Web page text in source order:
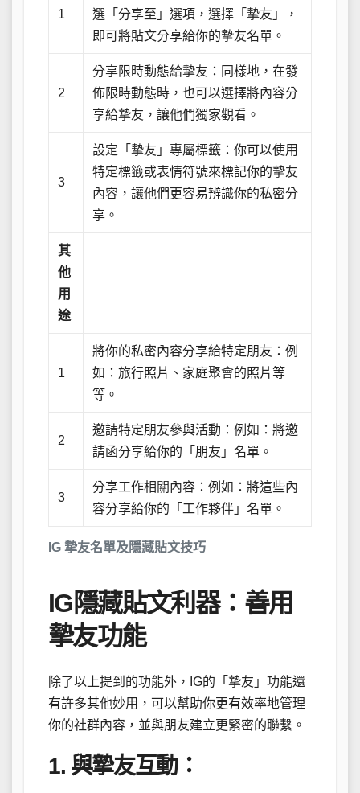
IG 摯友名單及隱藏貼文技巧
1
選「分享至」選項，選擇「摯友」，
即可將貼文分享給你的摯友名單。
2
分享限時動態給摯友：同樣地，在發
佈限時動態時，也可以選擇將內容分
享給摯友，讓他們獨家觀看。
3
設定「摯友」專屬標籤：你可以使用
特定標籤或表情符號來標記你的摯友
內容，讓他們更容易辨識你的私密分
享。
其
他
用
途
1
將你的私密內容分享給特定朋友：例
如：旅行照片、家庭聚會的照片等
等。
2
邀請特定朋友參與活動：例如：將邀
請函分享給你的「朋友」名單。
3
分享工作相關內容：例如：將這些內
容分享給你的「工作夥伴」名單。
IG隱藏貼文利器：善用
摯友功能
除了以上提到的功能外，IG的「摯友」功能還
有許多其他妙用，可以幫助你更有效率地管理
你的社群內容，並與朋友建立更緊密的聯繫。
1. 與摯友互動：